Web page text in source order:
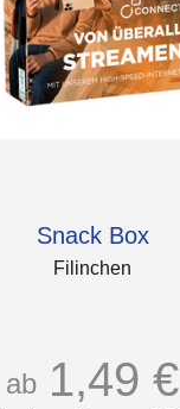
Snack Box
Filinchen
ab 1,49 €